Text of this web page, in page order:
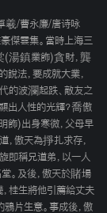
羲/曹永廉/唐诗咏
傑雲集。當時上海三
(湯鎮業飾)貪財，龔
法，要成就大業，
的波瀾起跌、敵友之
出人性的光輝？喬傲
飾)出身寒微，父母早
，傲天為掙扎求存，
即稱兄道弟，以一人
。及後，傲天於賭場
桂生將他引薦給丈夫
片生意。事成後，傲